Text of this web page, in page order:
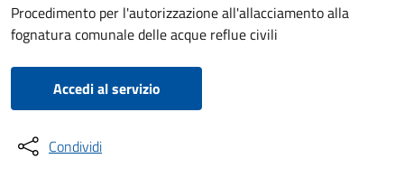
Procedimento per l'autorizzazione all'allacciamento alla
fognatura comunale delle acque reflue civili
Accedi al servizio
Condividi